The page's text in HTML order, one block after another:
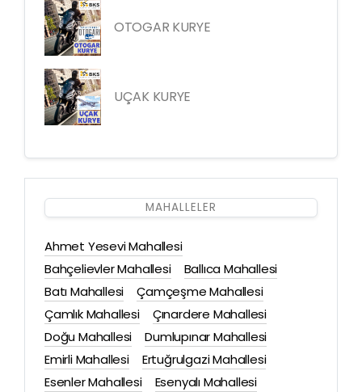
OTOGAR KURYE
UÇAK KURYE
MAHALLELER
Ahmet Yesevi Mahallesi
Bahçelievler Mahallesi
Ballıca Mahallesi
Batı Mahallesi
Çamçeşme Mahallesi
Çamlık Mahallesi
Çınardere Mahallesi
Doğu Mahallesi
Dumlupınar Mahallesi
Emirli Mahallesi
Ertuğrulgazi Mahallesi
Esenler Mahallesi
Esenyalı Mahallesi